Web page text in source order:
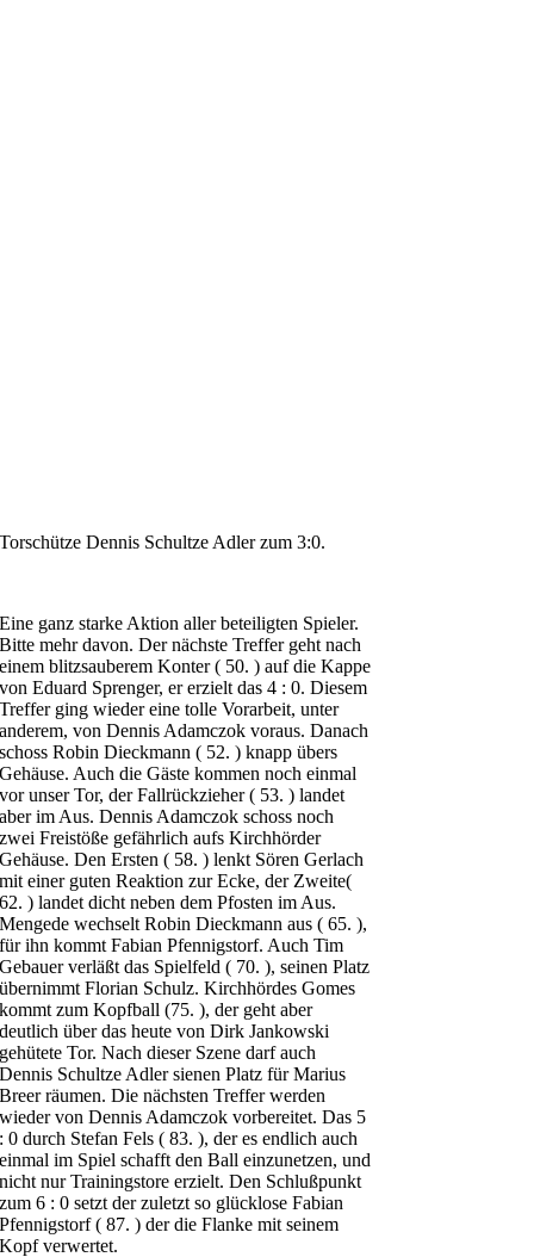
Torschütze Dennis Schultze Adler zum 3:0.
Eine ganz starke Aktion aller beteiligten Spieler.
Bitte mehr davon. Der nächste Treffer geht nach
einem blitzsauberem Konter ( 50. ) auf die Kappe
von Eduard Sprenger, er erzielt das 4 : 0. Diesem
Treffer ging wieder eine tolle Vorarbeit, unter
anderem, von Dennis Adamczok voraus. Danach
schoss Robin Dieckmann ( 52. ) knapp übers
Gehäuse. Auch die Gäste kommen noch einmal
vor unser Tor, der Fallrückzieher ( 53. ) landet
aber im Aus. Dennis Adamczok schoss noch
zwei Freistöße gefährlich aufs Kirchhörder
Gehäuse. Den Ersten ( 58. ) lenkt Sören Gerlach
mit einer guten Reaktion zur Ecke, der Zweite(
62. ) landet dicht neben dem Pfosten im Aus.
Mengede wechselt Robin Dieckmann aus ( 65. ),
für ihn kommt Fabian Pfennigstorf. Auch Tim
Gebauer verläßt das Spielfeld ( 70. ), seinen Platz
übernimmt Florian Schulz. Kirchhördes Gomes
kommt zum Kopfball (75. ), der geht aber
deutlich über das heute von Dirk Jankowski
gehütete Tor. Nach dieser Szene darf auch
Dennis Schultze Adler sienen Platz für Marius
Breer räumen. Die nächsten Treffer werden
wieder von Dennis Adamczok vorbereitet. Das 5
: 0 durch Stefan Fels ( 83. ), der es endlich auch
einmal im Spiel schafft den Ball einzunetzen, und
nicht nur Trainingstore erzielt. Den Schlußpunkt
zum 6 : 0 setzt der zuletzt so glücklose Fabian
Pfennigstorf ( 87. ) der die Flanke mit seinem
Kopf verwertet.